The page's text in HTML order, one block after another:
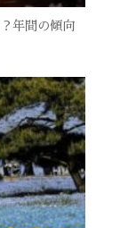
年間の傾向